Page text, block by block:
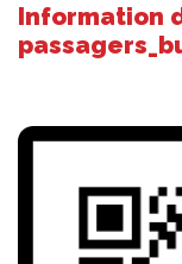
Information